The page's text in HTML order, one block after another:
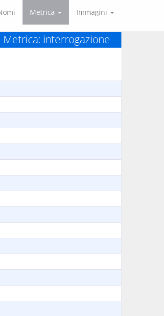
Metrica Immagini
Metrica: interrogazione